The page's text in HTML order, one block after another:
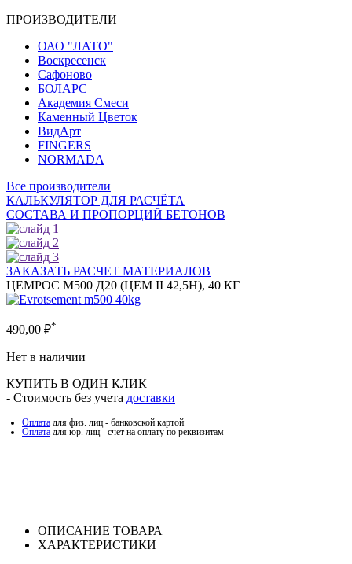
ПРОИЗВОДИТЕЛИ
ОАО "ЛАТО"
Воскресенск
Сафоново
БОЛАРС
Академия Смеси
Каменный Цветок
ВидАрт
FINGERS
NORMADA
Все производители
КАЛЬКУЛЯТОР ДЛЯ РАСЧЁТА
СОСТАВА И ПРОПОРЦИЙ БЕТОНОВ
ЗАКАЗАТЬ РАСЧЕТ МАТЕРИАЛОВ
ЦЕМРОС М500 Д20 (ЦEM II 42,5H), 40 КГ
490,00 ₽*
Нет в наличии
КУПИТЬ В ОДИН КЛИК
- Стоимость без учета доставки
Оплата для физ. лиц - банковской картой
Оплата для юр. лиц - счет на оплату по реквизитам
ОПИСАНИЕ ТОВАРА
ХАРАКТЕРИСТИКИ